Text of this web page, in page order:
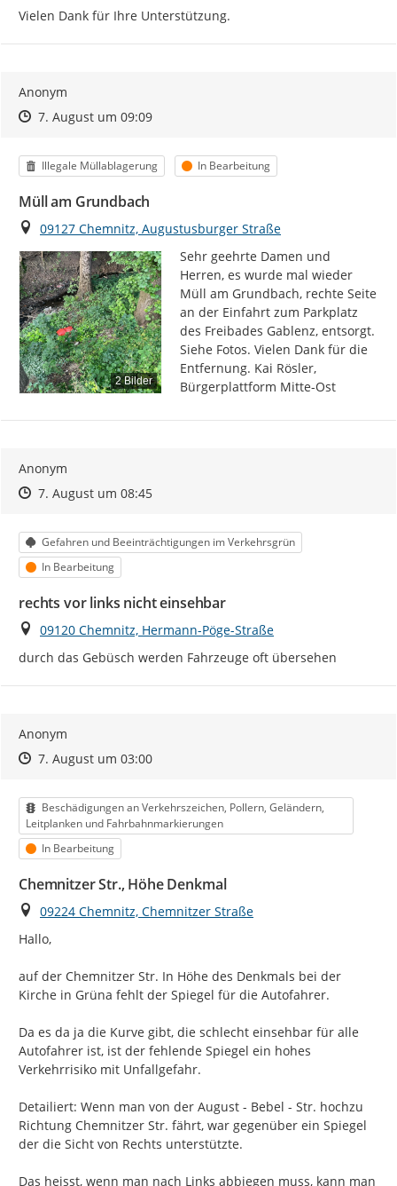
Vielen Dank für Ihre Unterstützung.
Anonym
Zeitpunkt des Erstellens
Zeitpunkt des Erstellens
7. August um 09:09Zur Äußerung
Kategorie
Illegale Müllablagerung Status
In Bearbeitung
Müll am Grundbach
Ort
09127 Chemnitz, Augustusburger Straße
2 Bilder
Sehr geehrte Damen und
Herren, es wurde mal wieder
Müll am Grundbach, rechte Seite
an der Einfahrt zum Parkplatz
des Freibades Gablenz, entsorgt.
Siehe Fotos. Vielen Dank für die
Entfernung. Kai Rösler,
Bürgerplattform Mitte-Ost
Anonym
Zeitpunkt des Erstellens
Zeitpunkt des Erstellens
7. August um 08:45Zur Äußerung
Kategorie
Gefahren und Beeinträchtigungen im Verkehrsgrün
Status
In Bearbeitung
rechts vor links nicht einsehbar
Ort
09120 Chemnitz, Hermann-Pöge-Straße
durch das Gebüsch werden Fahrzeuge oft übersehen
Anonym
Zeitpunkt des Erstellens
Zeitpunkt des Erstellens
7. August um 03:00Zur Äußerung
Kategorie
Beschädigungen an Verkehrszeichen, Pollern, Geländern,
Leitplanken und Fahrbahnmarkierungen
Status
In Bearbeitung
Chemnitzer Str., Höhe Denkmal
Ort
09224 Chemnitz, Chemnitzer Straße
Hallo,
auf der Chemnitzer Str. In Höhe des Denkmals bei der
Kirche in Grüna fehlt der Spiegel für die Autofahrer.
Da es da ja die Kurve gibt, die schlecht einsehbar für alle
Autofahrer ist, ist der fehlende Spiegel ein hohes
Verkehrrisiko mit Unfallgefahr.
Detailiert: Wenn man von der August - Bebel - Str. hochzu
Richtung Chemnitzer Str. fährt, war gegenüber ein Spiegel
der die Sicht von Rechts unterstützte.
Das heisst, wenn man nach Links abbiegen muss, kann man